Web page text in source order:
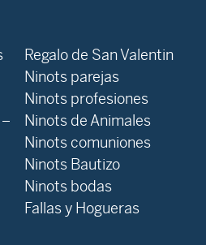
Regalo de San Valentin
Ninots parejas
Ninots profesiones
Ninots de Animales
Ninots comuniones
Ninots Bautizo
Ninots bodas
Fallas y Hogueras